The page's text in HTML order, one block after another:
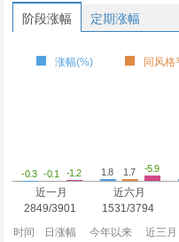
阶段涨幅 定期涨幅
涨幅(%) 同风格
-0.3 -0.1 -1.2
近一月
2849/3901
1.8 1.7 -5.9
近六月
1531/3794
时间
日涨幅 今年以来
近三月